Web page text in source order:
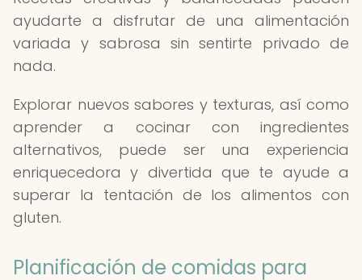
ayudarte a disfrutar de una alimentación
variada y sabrosa sin sentirte privado de
nada.
Explorar nuevos sabores y texturas, así como
aprender a cocinar con ingredientes
alternativos, puede ser una experiencia
enriquecedora y divertida que te ayude a
superar la tentación de los alimentos con
gluten.
Planificación de comidas para